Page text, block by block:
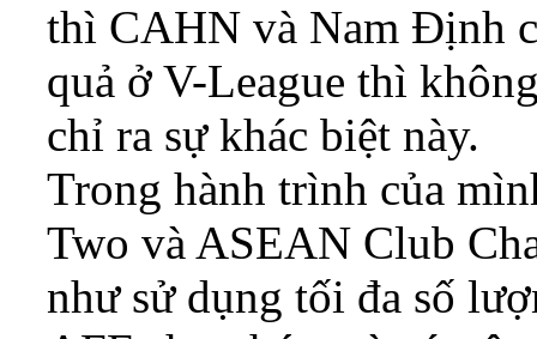
thì CAHN và Nam Định
quả ở V-League thì
chỉ ra sự khác biệt này.
Trong hành trình của
Two và ASEAN Club
như sử dụng tối đa số